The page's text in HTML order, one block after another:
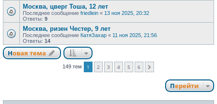
Москва, цверг Тоша, 12 лет
Последнее сообщение friedlein « 13 ноя 2025, 20:32
Ответы: 9
Москва, ризен Честер, 9 лет
Последнее сообщение КатяЗахар « 11 ноя 2025, 21:56
Ответы: 14
Новая тема
149 тем 1 2 3 4 5 6
Перейти